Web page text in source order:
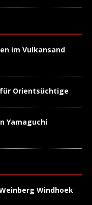
im Vulkansand
Orientsüchtige
Yamaguchi
Windhoek